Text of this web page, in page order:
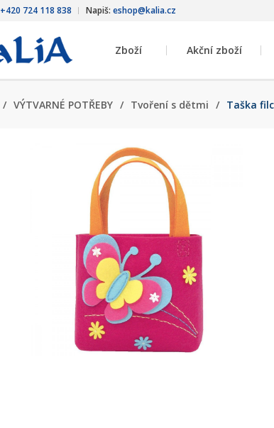
+420 724 118 838 Napiš: eshop@kalia.cz
Zboží Akční zboží
/ VÝTVARNÉ POTŘEBY / Tvoření s dětmi / Taška